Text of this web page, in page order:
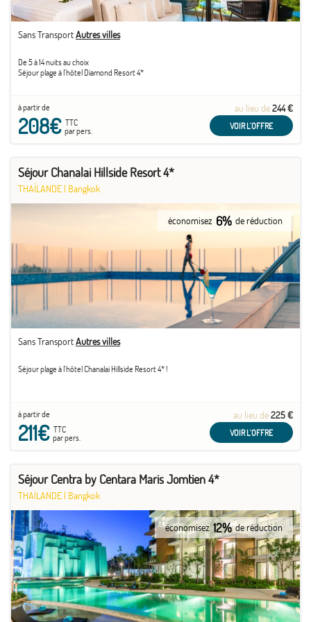
Sans TransportAutres villes
De 5 à 14 nuits au choix
Séjour plage à l'hôtel Diamond Resort 4*
à partir de
208€TTC
par pers.
au lieu de244 €
VOIR L'OFFRE
Séjour Chanalai Hillside Resort 4*
THAÏLANDE | Bangkok
économisez 6% de réduction
Sans TransportAutres villes
Séjour plage à l'hôtel Chanalai Hillside Resort 4* !
à partir de
211€TTC
par pers.
au lieu de225 €
VOIR L'OFFRE
Séjour Centra by Centara Maris Jomtien 4*
THAÏLANDE | Bangkok
économisez 12% de réduction